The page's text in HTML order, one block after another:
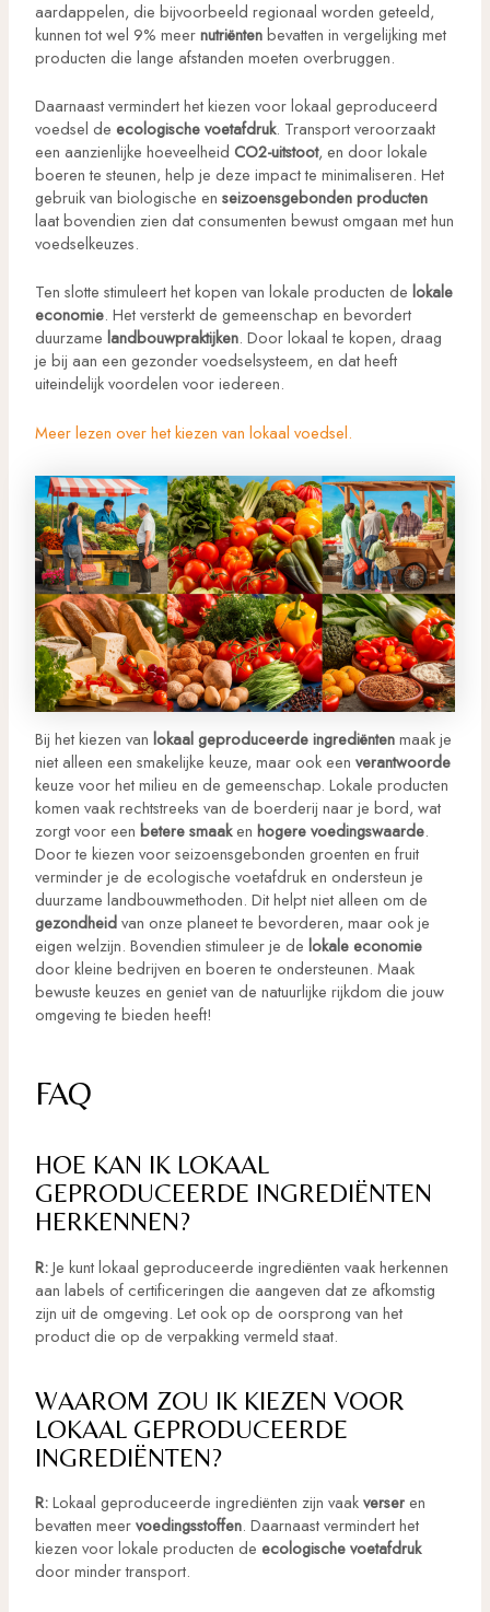
aardappelen, die bijvoorbeeld regionaal worden geteeld,
kunnen tot wel 9% meernutriëntenbevatten in vergelijking met
producten die lange afstanden moeten overbruggen.
Daarnaast vermindert het kiezen voor lokaal geproduceerd
voedsel de ecologische voetafdruk. Transport veroorzaakt
een aanzienlijke hoeveelheid CO2-uitstoot, en door lokale
boeren te steunen, help je deze impact te minimaliseren. Het
gebruik van biologische en seizoensgebonden producten
laat bovendien zien dat consumenten bewust omgaan met hun
voedselkeuzes.
Ten slotte stimuleert het kopen van lokale producten de lokale
economie. Het versterkt de gemeenschap en bevordert
duurzame landbouwpraktijken. Door lokaal te kopen, draag
je bij aan een gezonder voedselsysteem, en dat heeft
uiteindelijk voordelen voor iedereen.
Meer lezen over het kiezen van lokaal voedsel.
Bij het kiezen van lokaal geproduceerde ingrediëntenmaak je
niet alleen een smakelijke keuze, maar ook een verantwoorde
keuze voor het milieu en de gemeenschap. Lokale producten
komen vaak rechtstreeks van de boerderij naar je bord, wat
zorgt voor een betere smaaken hogere voedingswaarde.
Door te kiezen voor seizoensgebonden groenten en fruit
verminder je de ecologische voetafdruk en ondersteun je
duurzame landbouwmethoden. Dit helpt niet alleen om de
gezondheidvan onze planeet te bevorderen, maar ook je
eigen welzijn. Bovendien stimuleer je de lokale economie
door kleine bedrijven en boeren te ondersteunen. Maak
bewuste keuzes en geniet van de natuurlijke rijkdom die jouw
omgeving te bieden heeft!
FAQ
HOE KAN IK LOKAAL
GEPRODUCEERDE INGREDIËNTEN
HERKENNEN?
R:Je kunt lokaal geproduceerde ingrediënten vaak herkennen
aan labels of certificeringen die aangeven dat ze afkomstig
zijn uit de omgeving. Let ook op de oorsprong van het
product die op de verpakking vermeld staat.
WAAROM ZOU IK KIEZEN VOOR
LOKAAL GEPRODUCEERDE
INGREDIËNTEN?
R:Lokaal geproduceerde ingrediënten zijn vaakverseren
bevatten meervoedingsstoffen. Daarnaast vermindert het
kiezen voor lokale producten de ecologische voetafdruk
door minder transport.